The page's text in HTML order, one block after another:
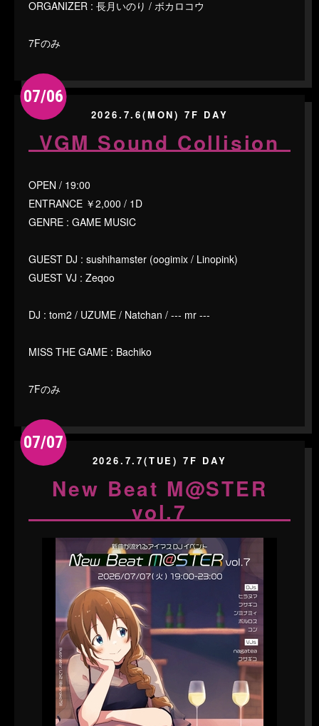
ORGANIZER : 長月いのり / ボカロコウ
7Fのみ
07/06
2026.7.6(MON) 7F DAY
VGM Sound Collision
OPEN / 19:00
ENTRANCE ￥2,000 / 1D
GENRE : GAME MUSIC
GUEST DJ : sushihamster (oogimix / Linopink)
GUEST VJ : Zeqoo
DJ : tom2 / UZUME / Natchan / --- mr ---
MISS THE GAME : Bachiko
7Fのみ
07/07
2026.7.7(TUE) 7F DAY
New Beat M@STER
vol.7